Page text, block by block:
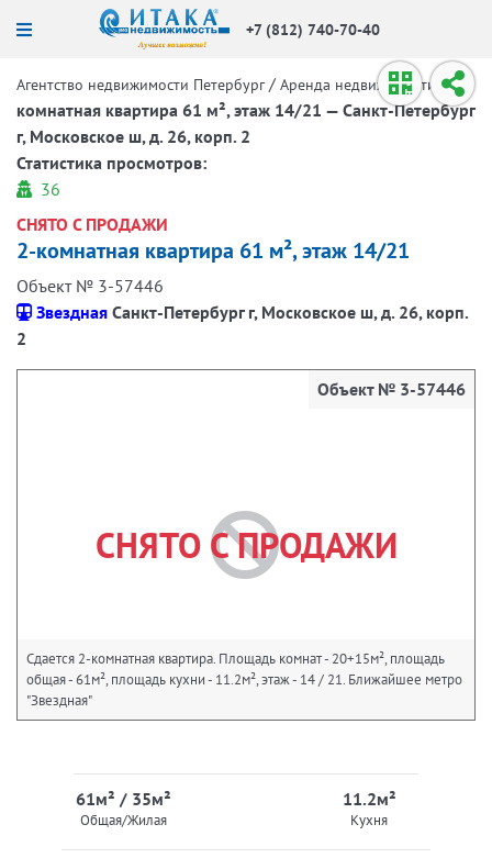
+7 (812) 740-70-40
Агентство недвижимости Петербург / Аренда недвижимости /2-
комнатная квартира 61 м², этаж 14/21 — Санкт-Петербург
г, Московское ш, д. 26, корп. 2
Статистика просмотров:
36
СНЯТО С ПРОДАЖИ
2-комнатная квартира 61 м², этаж 14/21
Объект № 3-57446
Звездная Санкт-Петербург г, Московское ш, д. 26, корп.
2
СНЯТО С ПРОДАЖИ
Объект № 3-57446
Сдается 2-комнатная квартира. Площадь комнат - 20+15м², площадь
общая - 61м², площадь кухни - 11.2м², этаж - 14 / 21. Ближайшее метро
"Звездная"
61м² / 35м²
Общая/Жилая
11.2м²
Кухня